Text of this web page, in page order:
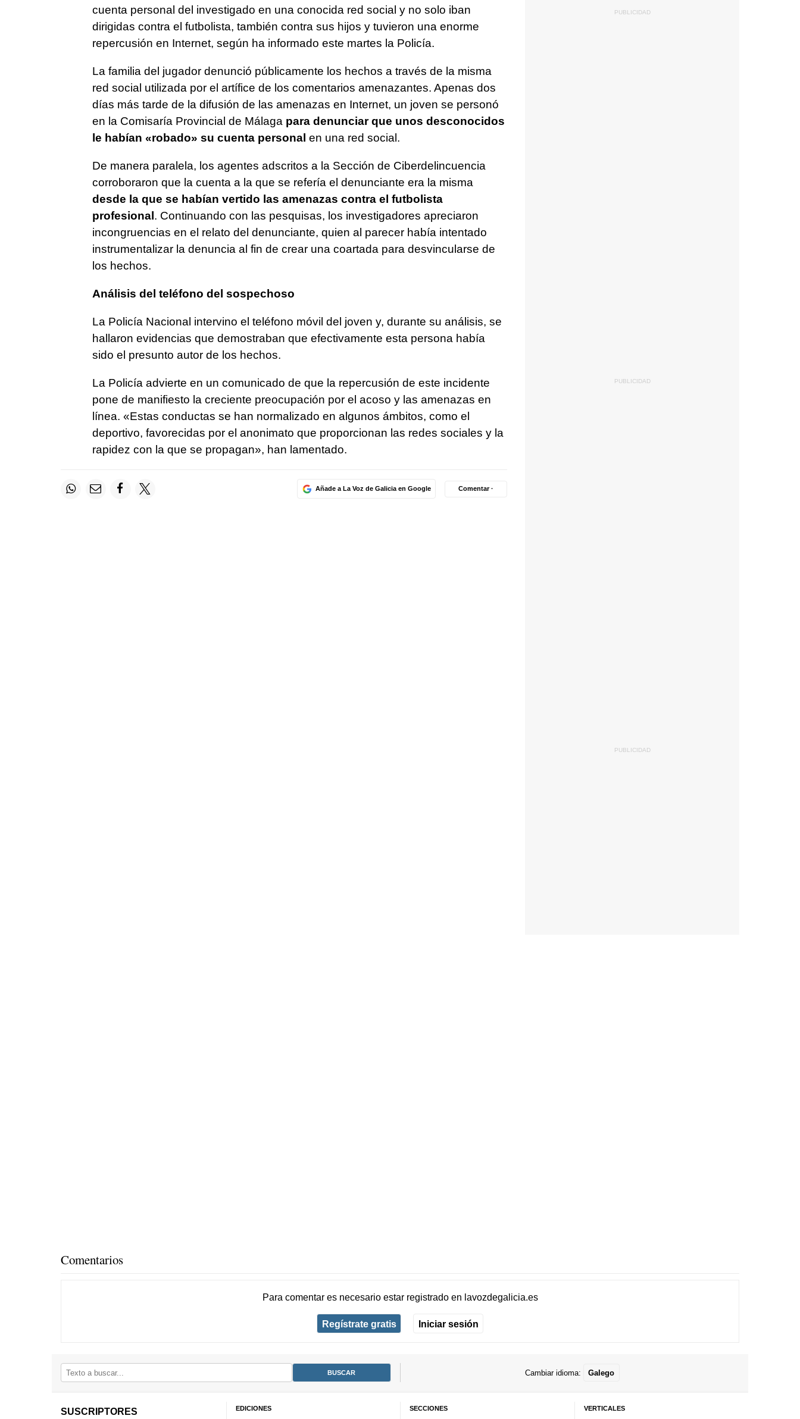
cuenta personal del investigado en una conocida red social y no solo iban
dirigidas contra el futbolista, también contra sus hijos y tuvieron una enorme
repercusión en Internet, según ha informado este martes la Policía.
La familia del jugador denunció públicamente los hechos a través de la misma
red social utilizada por el artífice de los comentarios amenazantes. Apenas dos
días más tarde de la difusión de las amenazas en Internet, un joven se personó
en la Comisaría Provincial de Málaga para denunciar que unos desconocidos
le habían «robado» su cuenta personal en una red social.
De manera paralela, los agentes adscritos a la Sección de Ciberdelincuencia
corroboraron que la cuenta a la que se refería el denunciante era la misma
desde la que se habían vertido las amenazas contra el futbolista
profesional. Continuando con las pesquisas, los investigadores apreciaron
incongruencias en el relato del denunciante, quien al parecer había intentado
instrumentalizar la denuncia al fin de crear una coartada para desvincularse de
los hechos.
Análisis del teléfono del sospechoso
La Policía Nacional intervino el teléfono móvil del joven y, durante su análisis, se
hallaron evidencias que demostraban que efectivamente esta persona había
sido el presunto autor de los hechos.
La Policía advierte en un comunicado de que la repercusión de este incidente
pone de manifiesto la creciente preocupación por el acoso y las amenazas en
línea. «Estas conductas se han normalizado en algunos ámbitos, como el
deportivo, favorecidas por el anonimato que proporcionan las redes sociales y la
rapidez con la que se propagan», han lamentado.
Añade a La Voz de Galicia en Google Comentar ·
Comentarios
Para comentar es necesario estar registradoen lavozdegalicia.es
Regístrate gratis Iniciar sesión
Cambiar idioma: Galego
SUSCRIPTORES EDICIONES SECCIONES VERTICALES